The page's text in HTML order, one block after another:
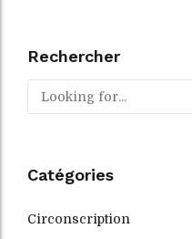
Rechercher
Catégories
Circonscription